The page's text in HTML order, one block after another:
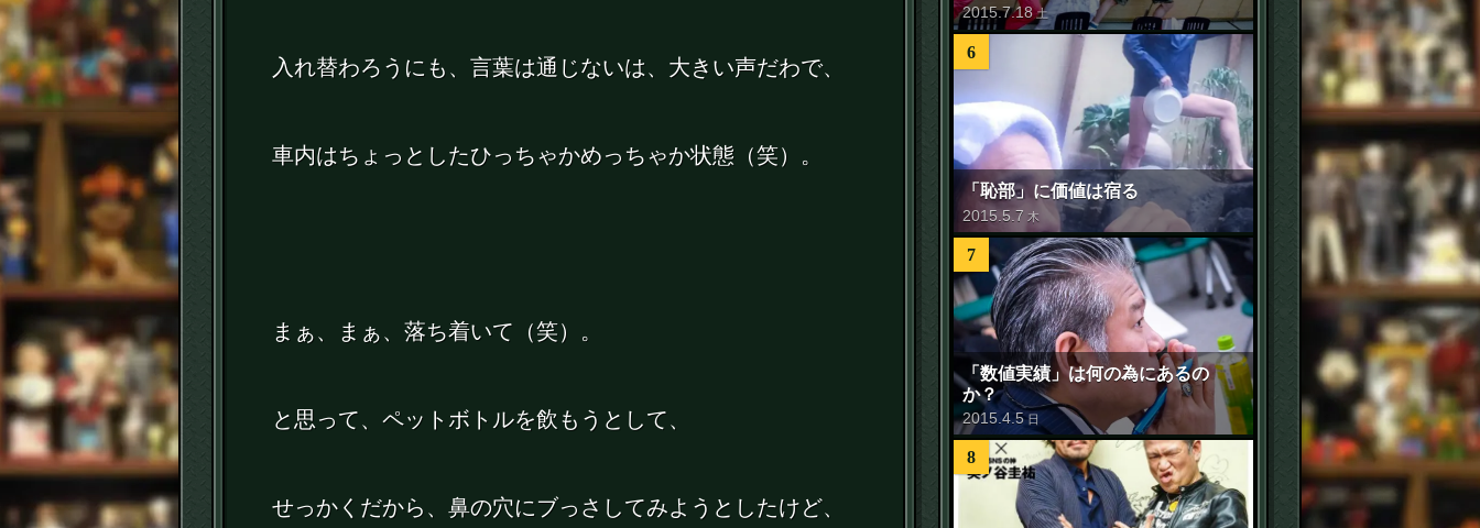
入れ替わろうにも、言葉は通じないは、大きい声だわで、
車内はちょっとしたひっちゃかめっちゃか状態（笑）。
まぁ、まぁ、落ち着いて（笑）。
と思って、ペットボトルを飲もうとして、
せっかくだから、鼻の穴にブっさしてみようとしたけど、
2015.7.18 土
6
「恥部」に価値は宿る
2015 .5 .7 木
7
「数値実績」は何の為にあるの
か？
2015 .4.5 日
8